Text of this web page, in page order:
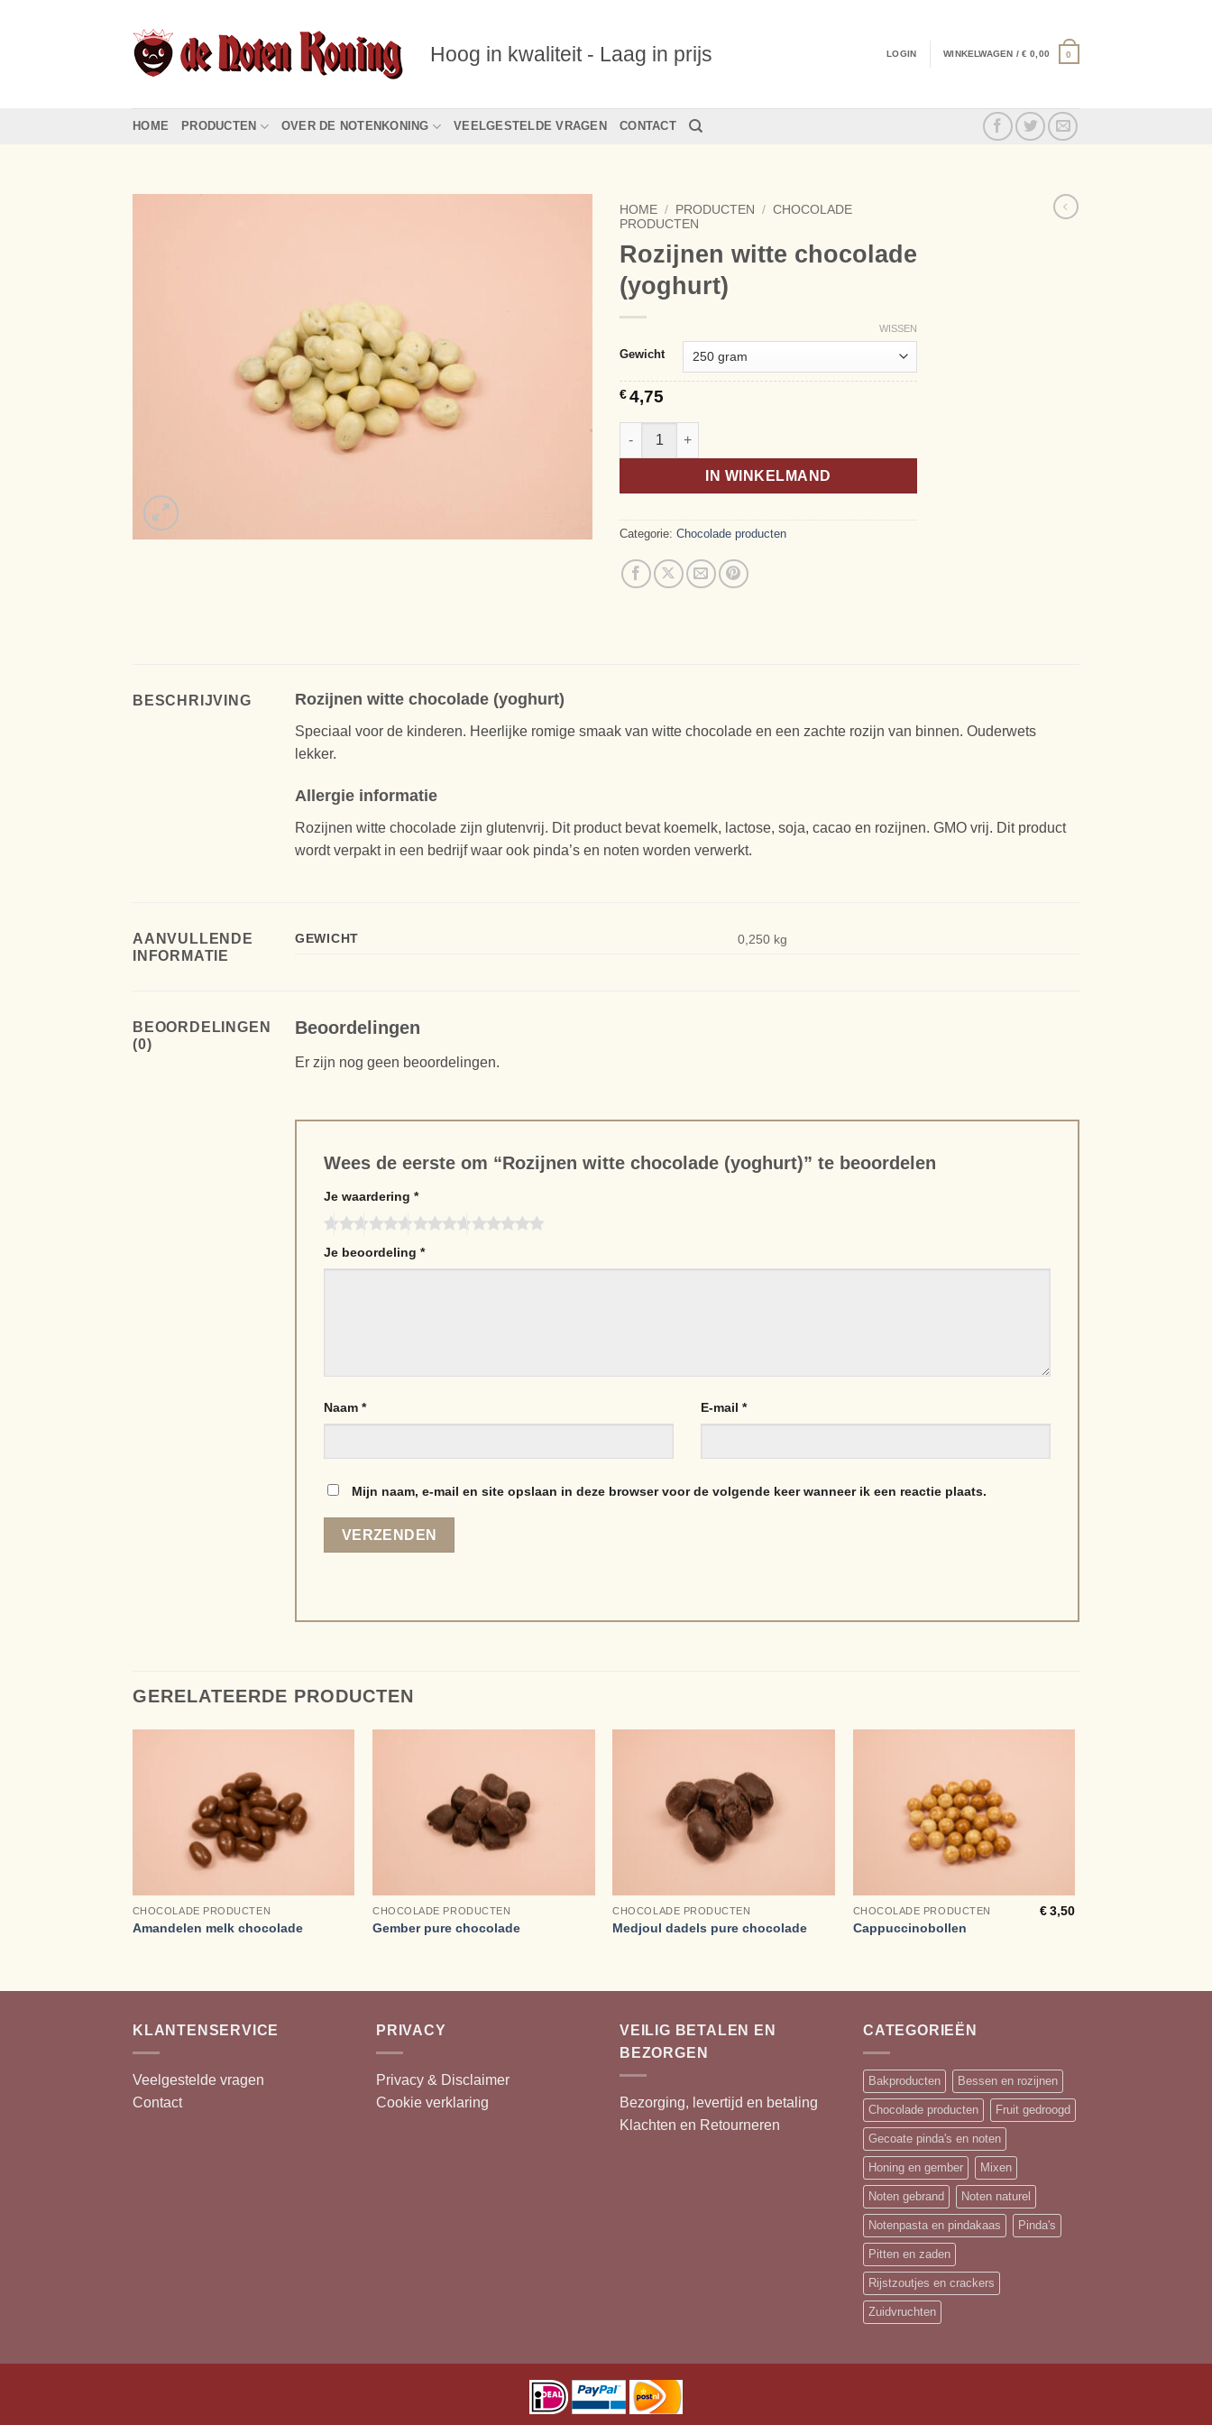
Hoog in kwaliteit - Laag in prijs LOGIN WINKELWAGEN /€ 0,00 0
HOME PRODUCTEN OVER DE NOTENKONING VEELGESTELDE VRAGEN CONTACT
HOME / PRODUCTEN / CHOCOLADE
PRODUCTEN
Rozijnen witte chocolade
(yoghurt)
Gewicht
WISSEN
€4,75
Rozijnen witte chocolade (yoghurt) aantal
IN WINKELMAND
Alternative:
Categorie: Chocolade producten
BESCHRIJVING Rozijnen witte chocolade (yoghurt)
Speciaal voor de kinderen. Heerlijke romige smaak van witte chocolade en een zachte rozijn van binnen. Ouderwets
lekker.
Allergie informatie
Rozijnen witte chocolade zijn glutenvrij. Dit product bevat koemelk, lactose, soja, cacao en rozijnen. GMO vrij. Dit product
wordt verpakt in een bedrijf waar ook pinda’s en noten worden verwerkt.
AANVULLENDE
INFORMATIE
GEWICHT 0,250 kg
BEOORDELINGEN
(0)
Beoordelingen
Er zijn nog geen beoordelingen.
Wees de eerste om “Rozijnen witte chocolade (yoghurt)” te beoordelen
Je waardering *
Je beoordeling *
Naam * E-mail *
Mijn naam, e-mail en site opslaan in deze browser voor de volgende keer wanneer ik een reactie plaats.
Alternative:
GERELATEERDE PRODUCTEN
CHOCOLADE PRODUCTEN
Amandelen melk chocolade
CHOCOLADE PRODUCTEN
Gember pure chocolade
CHOCOLADE PRODUCTEN
Medjoul dadels pure chocolade
CHOCOLADE PRODUCTEN
Cappuccinobollen
€ 3,50
KLANTENSERVICE
Veelgestelde vragen
Contact
PRIVACY
Privacy & Disclaimer
Cookie verklaring
VEILIG BETALEN EN
BEZORGEN
Bezorging, levertijd en betaling
Klachten en Retourneren
CATEGORIEËN
Bakproducten Bessen en rozijnen
Chocolade producten Fruit gedroogd
Gecoate pinda's en noten
Honing en gember Mixen
Noten gebrand Noten naturel
Notenpasta en pindakaas Pinda's
Pitten en zaden
Rijstzoutjes en crackers
Zuidvruchten